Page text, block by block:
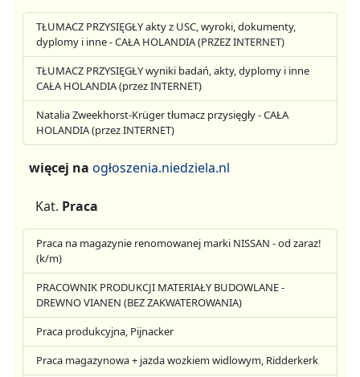
TŁUMACZ PRZYSIĘGŁY akty z USC, wyroki, dokumenty,
dyplomy i inne - CAŁA HOLANDIA (PRZEZ INTERNET)
TŁUMACZ PRZYSIĘGŁY wyniki badań, akty, dyplomy i inne
CAŁA HOLANDIA (przez INTERNET)
Natalia Zweekhorst-Krüger tłumacz przysięgły - CAŁA
HOLANDIA (przez INTERNET)
więcej na ogłoszenia.niedziela.nl
Kat. Praca
Praca na magazynie renomowanej marki NISSAN - od zaraz!
(k/m)
PRACOWNIK PRODUKCJI MATERIAŁY BUDOWLANE -
DREWNO VIANEN (BEZ ZAKWATEROWANIA)
Praca produkcyjna, Pijnacker
Praca magazynowa + jazda wozkiem widlowym, Ridderkerk